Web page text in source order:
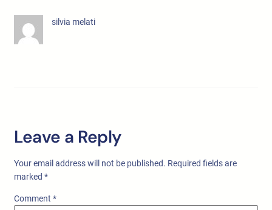
silvia melati
Leave a Reply
Your email address will not be published. Required fields are
marked *
Comment *